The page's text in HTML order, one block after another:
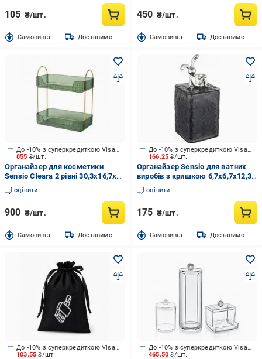
105 ₴/шт.
Cамовивіз Доставимо
450 ₴/шт.
Cамовивіз Доставимо
855 ₴/шт.
До -10% з суперкредиткою Visa Вигода
Органайзер для косметики
Sensio Cleara 2 рівні 30,3х16,7х33
см зелений
оцінити
900 ₴/шт.
Cамовивіз Доставимо
166.25₴/шт.
До -10% з суперкредиткою Visa Вигода
Органайзер Sensio для ватних
виробів з кришкою 6,7х6,7х12,3
см темно-сірий
оцінити
175 ₴/шт.
Cамовивіз Доставимо
103.55₴/шт.
До -10% з суперкредиткою Visa Вигода
465.50₴/шт.
До -10% з суперкредиткою Visa Вигода